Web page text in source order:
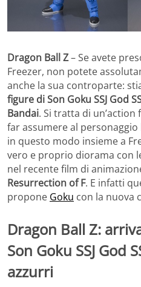
Dragon Ball Z– Se avete
Freezer, non potete
anche la sua controparte:
figure di Son Goku SSJ God
Bandai. Si tratta di
far assumere al
in questo modo insieme a
vero e proprio diorama con
nel recente film di
Resurrection of F. E infatti
propone Goku con la nuova
Dragon Ball Z:
Son Goku SSJ God
azzurri